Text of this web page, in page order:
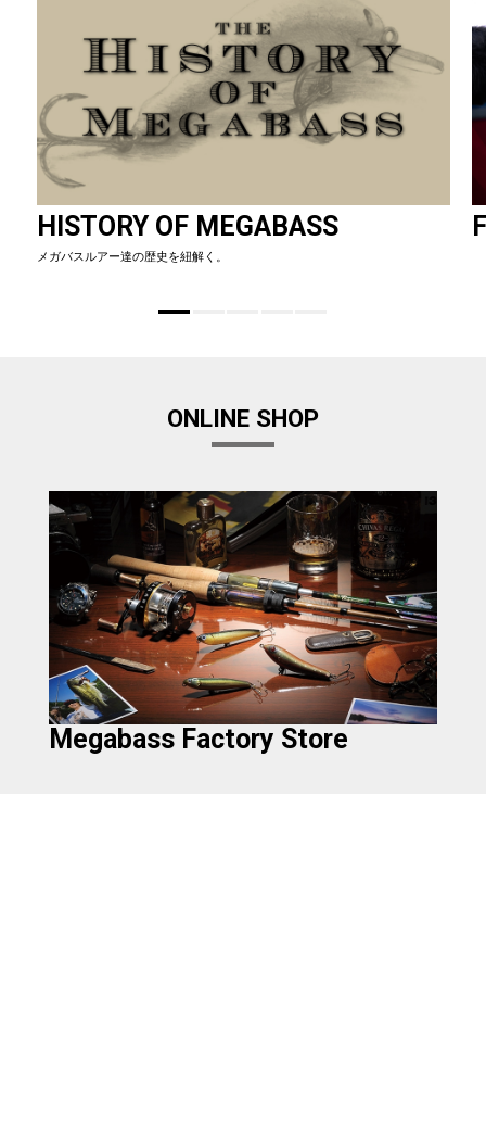
HISTORY OF MEGABASS
メガバスルアー達の歴史を紐解く。
ONLINE SHOP
Megabass Factory Store